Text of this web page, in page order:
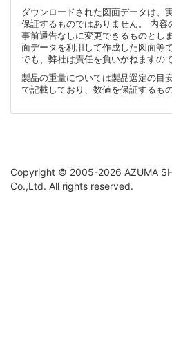
ダウンロードされた図面データは、
保証するものではありません。 内
事前通告なしに変更できるものとし
面データを利用して作成した図面等
でも、弊社は責任を負いかねますの
製品の重量については製品選定の目
で記載しており、数値を保証するも
Copyright © 2005-2026 AZUMA
Co.,Ltd. All rights reserved.